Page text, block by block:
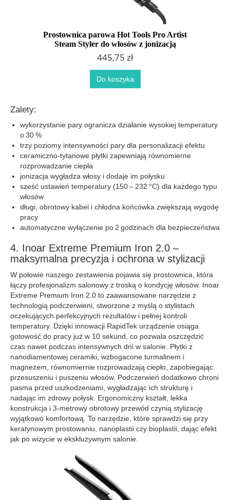
Prostownica parowa Hot Tools Pro Artist
Steam Styler do włosów z jonizacją
445,75 zł
Do koszyka
Zalety:
wykorzystanie pary ogranicza działanie wysokiej temperatury
o 30 %
trzy poziomy intensywności pary dla personalizacji efektu
ceramiczno‑tytanowe płytki zapewniają równomierne
rozprowadzanie ciepła
jonizacja wygładza włosy i dodaje im połysku
sześć ustawień temperatury (150 – 232 °C) dla każdego typu
włosów
długi, obrotowy kabel i chłodna końcówka zwiększają wygodę
pracy
automatyczne wyłączenie po 2 godzinach dla bezpieczeństwa
4. Inoar Extreme Premium Iron 2.0 –
maksymalna precyzja i ochrona w stylizacji
W połowie naszego zestawienia pojawia się prostownica, która
łączy profesjonalizm salonowy z troską o kondycję włosów. Inoar
Extreme Premium Iron 2.0 to zaawansowane narzędzie z
technologią podczerwieni, stworzone z myślą o stylistach
oczekujących perfekcyjnych rezultatów i pełnej kontroli
temperatury. Dzięki innowacji RapidTek urządzenie osiąga
gotowość do pracy już w 10 sekund, co pozwala oszczędzić
czas nawet podczas intensywnych dni w salonie. Płytki z
nanodiamentowej ceramiki, wzbogacone turmalinem i
magnezem, równomiernie rozprowadzają ciepło, zapobiegając
przesuszeniu i puszeniu włosów. Podczerwień dodatkowo chroni
pasma przed uszkodzeniami, wygładzając ich strukturę i
nadając im zdrowy połysk. Ergonomiczny kształt, lekka
konstrukcja i 3‑metrowy obrotowy przewód czynią stylizację
wyjątkowo komfortową. To narzędzie, które sprawdzi się przy
keratynowym prostowaniu, nanoplastii czy bioplastii, dając efekt
jak po wizycie w ekskluzywnym salonie.